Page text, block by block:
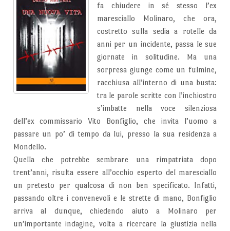
fa chiudere in sé stesso l’ex
maresciallo Molinaro, che ora,
costretto sulla sedia a rotelle da
anni per un incidente, passa le sue
giornate in solitudine. Ma una
sorpresa giunge come un fulmine,
racchiusa all’interno di una busta:
tra le parole scritte con l’inchiostro
s’imbatte nella voce silenziosa
dell’ex commissario Vito Bonfiglio, che invita l’uomo a
passare un po’ di tempo da lui, presso la sua residenza a
Mondello.
Quella che potrebbe sembrare una rimpatriata dopo
trent’anni, risulta essere all’occhio esperto del maresciallo
un pretesto per qualcosa di non ben specificato. Infatti,
passando oltre i convenevoli e le strette di mano, Bonfiglio
arriva al dunque, chiedendo aiuto a Molinaro per
un’importante indagine, volta a ricercare la giustizia nella